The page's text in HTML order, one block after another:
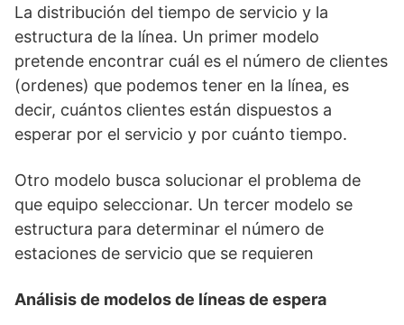
La distribución del tiempo de servicio y la
estructura de la línea. Un primer modelo
pretende encontrar cuál es el número de clientes
(ordenes) que podemos tener en la línea, es
decir, cuántos clientes están dispuestos a
esperar por el servicio y por cuánto tiempo.
Otro modelo busca solucionar el problema de
que equipo seleccionar. Un tercer modelo se
estructura para determinar el número de
estaciones de servicio que se requieren
Análisis de modelos de líneas de espera